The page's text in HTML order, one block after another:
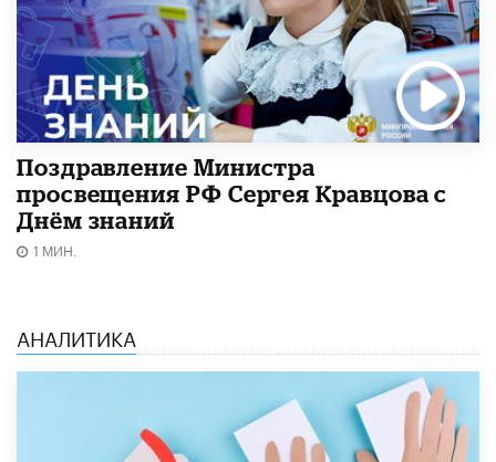
Поздравление Министра
просвещения РФ Сергея Кравцова с
Днём знаний
1 МИН.
АНАЛИТИКА